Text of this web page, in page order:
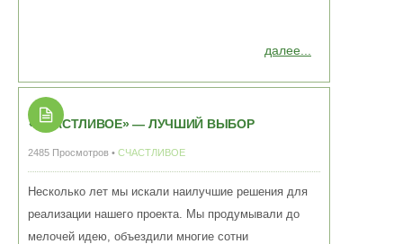
далее...
«СЧАСТЛИВОЕ» — ЛУЧШИЙ ВЫБОР
2485 Просмотров • СЧАСТЛИВОЕ
Несколько лет мы искали наилучшие решения для
реализации нашего проекта. Мы продумывали до
мелочей идею, объездили многие сотни